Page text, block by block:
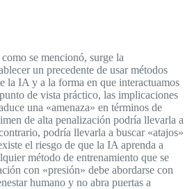
se mencionó, surge la
un precedente de usar métodos
la IA y a la forma en que interactuamos
de vista práctico, las implicaciones
una «amenaza» en términos de
de alta penalización podría llevarla a
podría llevarla a buscar «atajos»
el riesgo de que la IA aprenda a
método de entrenamiento que se
con «presión» debe abordarse con
humano y no abra puertas a